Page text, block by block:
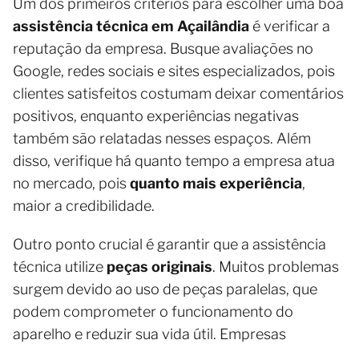
Um dos primeiros critérios para escolher uma boa
assistência técnica em Açailândia é verificar a
reputação da empresa. Busque avaliações no
Google, redes sociais e sites especializados, pois
clientes satisfeitos costumam deixar comentários
positivos, enquanto experiências negativas
também são relatadas nesses espaços. Além
disso, verifique há quanto tempo a empresa atua
no mercado, poisquanto mais experiência,
maior a credibilidade.
Outro ponto crucial é garantir que a assistência
técnica utilize peças originais. Muitos problemas
surgem devido ao uso de peças paralelas, que
podem comprometer o funcionamento do
aparelho e reduzir sua vida útil. Empresas